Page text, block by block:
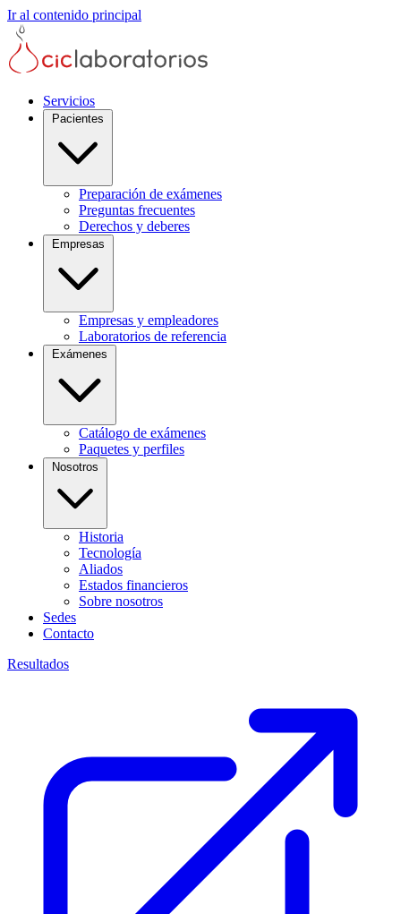
Ir al contenido principal
Servicios
Preparación de exámenes
Preguntas frecuentes
Derechos y deberes
Empresas y empleadores
Laboratorios de referencia
Catálogo de exámenes
Paquetes y perfiles
Historia
Tecnología
Aliados
Estados financieros
Sobre nosotros
Sedes
Contacto
Resultados